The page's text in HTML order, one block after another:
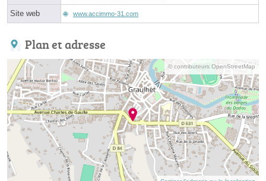
Site web www.accimmo-31.com
Plan et adresse
© contributeurs OpenStreetMap